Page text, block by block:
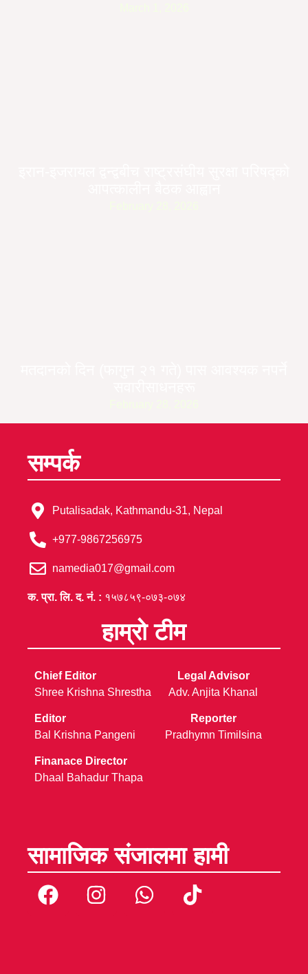
सम्पर्क
Putalisadak, Kathmandu-31, Nepal
+977-9867256975
namedia017@gmail.com
क. प्रा. लि. द. नं. : १५७८५९-०७३-०७४
हाम्रो टीम
Chief Editor
Shree Krishna Shrestha
Editor
Bal Krishna Pangeni
Finanace Director
Dhaal Bahadur Thapa
Legal Advisor
Adv. Anjita Khanal
Reporter
Pradhymn Timilsina
सामाजिक संजालमा हामी